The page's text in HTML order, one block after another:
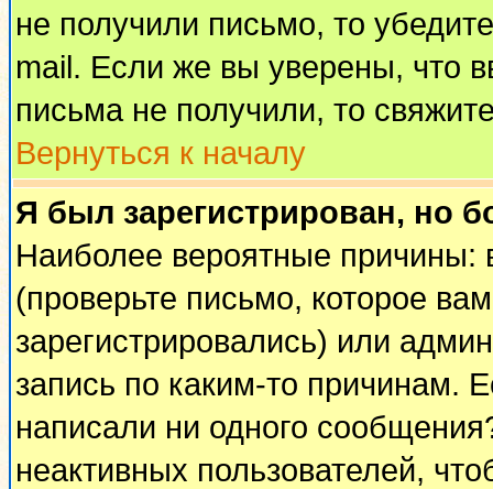
не получили письмо, то
mail. Если же вы уверены, что
письма не получили, то
Вернуться к началу
Я был зарегистрирован, но
Наиболее вероятные причины:
(проверьте письмо, которое
зарегистрировались) или
запись по каким-то причинам.
написали ни одного
неактивных пользователей,